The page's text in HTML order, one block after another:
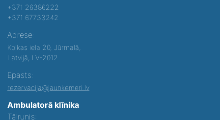
+371 26386222
+371 67733242
Adrese:
Kolkas iela 20, Jūrmalā,
Latvijā, LV-2012
Epasts:
rezervacija@jaunkemeri.lv
Ambulatorā klīnika
Tālrunis: